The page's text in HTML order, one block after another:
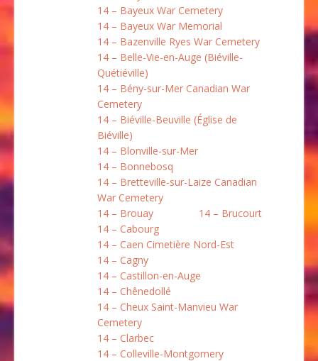
14 – Bayeux War Cemetery
14 – Bayeux War Memorial
14 – Bazenville Ryes War Cemetery
14 – Belle-Vie-en-Auge (Biéville-
Quétiéville)
14 – Bény-sur-Mer Canadian War
Cemetery
14 – Biéville-Beuville (Église de
Biéville)
14 – Blonville-sur-Mer
14 – Bonnebosq
14 – Bretteville-sur-Laize Canadian
War Cemetery
14 – Brouay
14 – Brucourt
14 – Cabourg
14 – Caen Cimetière Nord-Est
14 – Cagny
14 – Castillon-en-Auge
14 – Chênedollé
14 – Cheux Saint-Manvieu War
Cemetery
14 – Clarbec
14 – Colleville-Montgomery